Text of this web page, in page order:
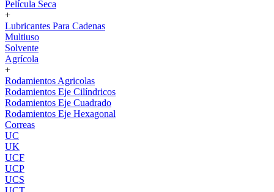
Película Seca
+
Lubricantes Para Cadenas
Multiuso
Solvente
Agrícola
+
Rodamientos Agricolas
Rodamientos Eje Cilíndricos
Rodamientos Eje Cuadrado
Rodamientos Eje Hexagonal
Correas
UC
UK
UCF
UCP
UCS